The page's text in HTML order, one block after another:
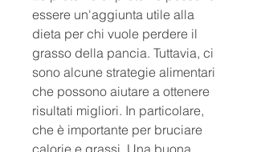
essere un'aggiunta utile alla
dieta per chi vuole perdere il
grasso della pancia. Tuttavia, ci
sono alcune strategie alimentari
che possono aiutare a ottenere
risultati migliori. In particolare,
che è importante per bruciare